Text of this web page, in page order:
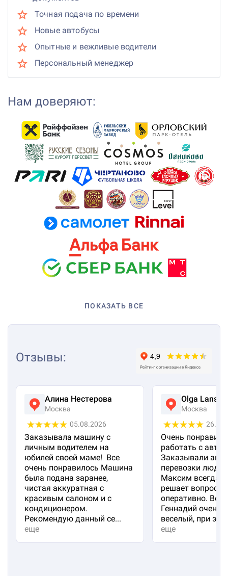
Точная подача по времени
Новые автобусы
Опытные и вежливые водители
Персональный менеджер
Нам доверяют:
ПОКАЗАТЬ ВСЕ
Отзывы:
Алина Нестерова
Москва
05.08.2026
Заказывала машину с
личным водителем на
юбилей своей маме! Все
очень понравилось Машина
была подана заранее,
чистая аккуратная с
красивым салоном и с
кондиционером.
Рекомендую данный се...
еще
Olga
Москва
Очень
работать с авто
Заказывали
перевозки
Максим всегда
решает вопросы
оперативно.
Геннадий очень
веселый, при эт...
еще